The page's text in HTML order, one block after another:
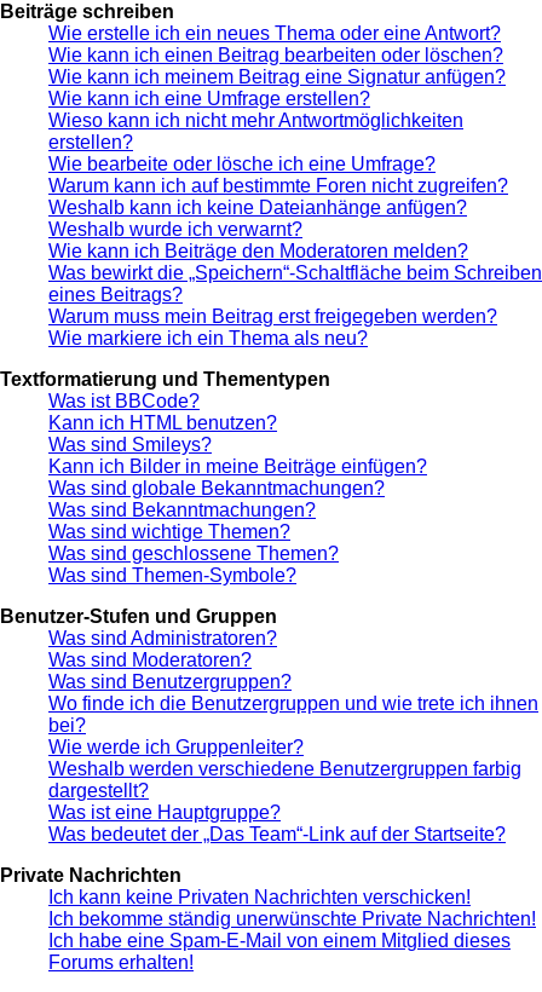
Beiträge schreiben
Wie erstelle ich ein neues Thema oder eine Antwort?
Wie kann ich einen Beitrag bearbeiten oder löschen?
Wie kann ich meinem Beitrag eine Signatur anfügen?
Wie kann ich eine Umfrage erstellen?
Wieso kann ich nicht mehr Antwortmöglichkeiten
erstellen?
Wie bearbeite oder lösche ich eine Umfrage?
Warum kann ich auf bestimmte Foren nicht zugreifen?
Weshalb kann ich keine Dateianhänge anfügen?
Weshalb wurde ich verwarnt?
Wie kann ich Beiträge den Moderatoren melden?
Was bewirkt die „Speichern“-Schaltfläche beim Schreiben
eines Beitrags?
Warum muss mein Beitrag erst freigegeben werden?
Wie markiere ich ein Thema als neu?
Textformatierung und Thementypen
Was ist BBCode?
Kann ich HTML benutzen?
Was sind Smileys?
Kann ich Bilder in meine Beiträge einfügen?
Was sind globale Bekanntmachungen?
Was sind Bekanntmachungen?
Was sind wichtige Themen?
Was sind geschlossene Themen?
Was sind Themen-Symbole?
Benutzer-Stufen und Gruppen
Was sind Administratoren?
Was sind Moderatoren?
Was sind Benutzergruppen?
Wo finde ich die Benutzergruppen und wie trete ich ihnen
bei?
Wie werde ich Gruppenleiter?
Weshalb werden verschiedene Benutzergruppen farbig
dargestellt?
Was ist eine Hauptgruppe?
Was bedeutet der „Das Team“-Link auf der Startseite?
Private Nachrichten
Ich kann keine Privaten Nachrichten verschicken!
Ich bekomme ständig unerwünschte Private Nachrichten!
Ich habe eine Spam-E-Mail von einem Mitglied dieses
Forums erhalten!